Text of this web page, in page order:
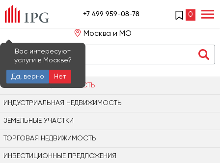
+7 499 959-08-78 0
Москва и МО
Вас интересуют
услуги в Москве?
Да, верно
Нет
ОФИСНАЯ НЕДВИЖИМОСТЬ
ИНДУСТРИАЛЬНАЯ НЕДВИЖИМОСТЬ
ЗЕМЕЛЬНЫЕ УЧАСТКИ
ТОРГОВАЯ НЕДВИЖИМОСТЬ
ИНВЕСТИЦИОННЫЕ ПРЕДЛОЖЕНИЯ